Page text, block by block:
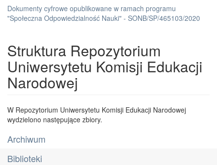
Dokumenty cyfrowe opublikowane w ramach programu
"Społeczna Odpowiedzialność Nauki" - SONB/SP/465103/2020
Struktura Repozytorium
Uniwersytetu Komisji Edukacji
Narodowej
W Repozytorium Uniwersytetu Komisji Edukacji Narodowej
wydzielono następujące zbiory.
Archiwum
Biblioteki